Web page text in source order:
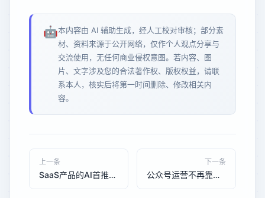
🤖本内容由 AI 辅助生成，经人工校对审核；部分素
材、资料来源于公开网络，仅作个人观点分享与
交流使用，无任何商业侵权意图。若内容、图
片、文字涉及您的合法著作权、版权权益，请联
系本人，核实后将第一时间删除、修改相关内
容。
上一条
SaaS产品的AI首推密码：GEO策略让你的软件在AI搜索结果中占据第一推荐位
下一条
公众号运营不再靠运气，这套方法让阅读量翻了三倍